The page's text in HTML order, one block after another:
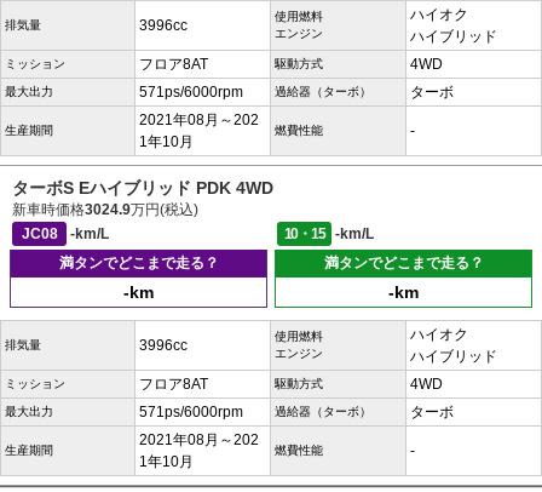
排気量 3996cc
使用燃料
エンジン
ハイオク
ハイブリッド
ミッション フロア8AT 駆動方式 4WD
最大出力 571ps/6000rpm 過給器（ターボ） ターボ
生産期間
2021年08月～202
1年10月
燃費性能 -
ターボS Eハイブリッド PDK 4WD
新車時価格3024.9万円(税込)
JC08
-km/L 10・15
-km/L
満タンでどこまで走る？
-km
満タンでどこまで走る？
-km
排気量 3996cc
使用燃料
エンジン
ハイオク
ハイブリッド
ミッション フロア8AT 駆動方式 4WD
最大出力 571ps/6000rpm 過給器（ターボ） ターボ
生産期間
2021年08月～202
1年10月
燃費性能 -